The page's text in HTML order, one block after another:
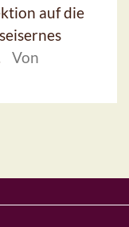
auf die
Von